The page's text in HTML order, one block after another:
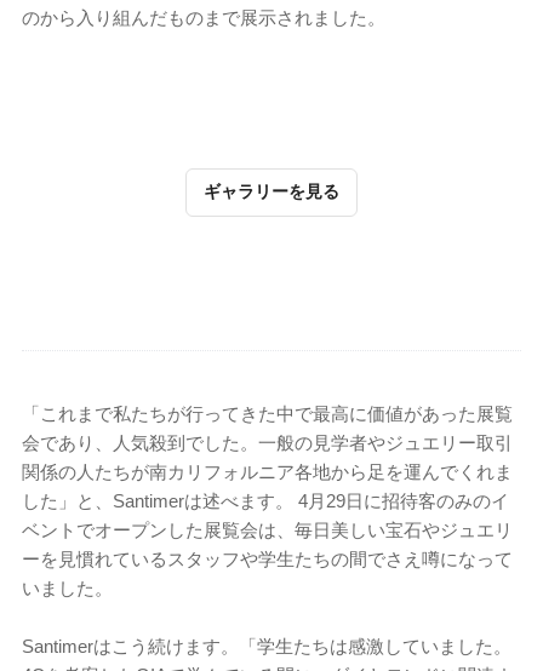
のから入り組んだものまで展示されました。
ギャラリーを見る
「これまで私たちが行ってきた中で最高に価値があった展覧
会であり、人気殺到でした。一般の見学者やジュエリー取引
関係の人たちが南カリフォルニア各地から足を運んでくれま
した」と、Santimerは述べます。 4月29日に招待客のみのイ
ベントでオープンした展覧会は、毎日美しい宝石やジュエリ
ーを見慣れているスタッフや学生たちの間でさえ噂になって
いました。
Santimerはこう続けます。「学生たちは感激していました。